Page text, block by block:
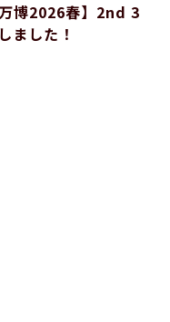
博2026春】2nd 3
ました！